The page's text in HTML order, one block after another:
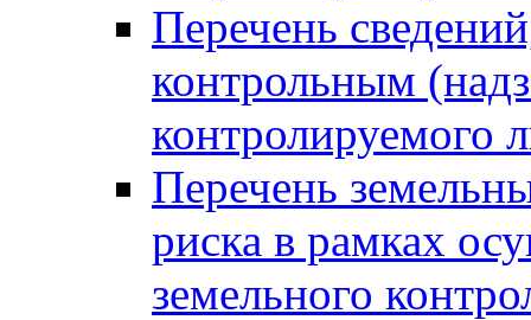
Перечень
контрольным
контролируемого
Перечень
риска в рамках
земельного